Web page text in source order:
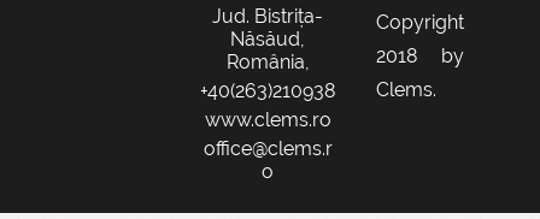
Jud. Bistrița-
Năsăud,
România,
+40(263)210938
www.clems.ro
office@clems.r
o
Copyright
2018 by
Clems.